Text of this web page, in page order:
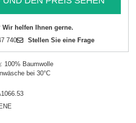
Wir helfen Ihnen gerne.
740 Stellen Sie eine Frage
100% Baumwolle
bei 30°C